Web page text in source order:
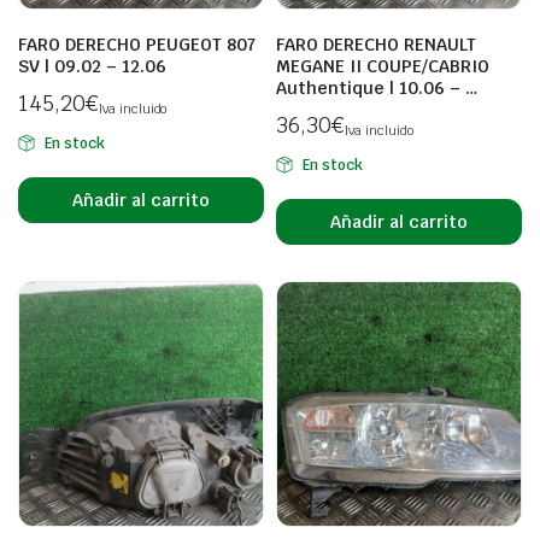
FARO DERECHO PEUGEOT 807
SV | 09.02 – 12.06
145,20€Iva incluido
En stock
Añadir al carrito
FARO DERECHO RENAULT
MEGANE II COUPE/CABRIO
Authentique | 10.06 – …
36,30€Iva incluido
En stock
Añadir al carrito